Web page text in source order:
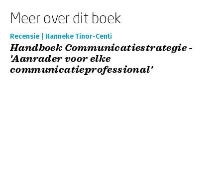
Meer over dit boek
Recensie | Hanneke Tinor-Centi
Handboek Communicatiestrategie -
'Aanrader voor elke
communicatieprofessional'